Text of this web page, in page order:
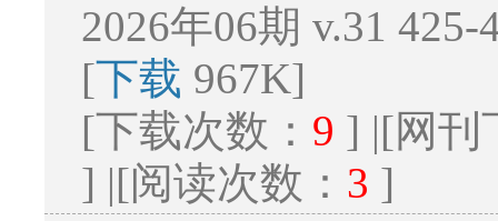
2026年06期 v.31
[下载 967K]
[下载次数： 9 ] |[网刊
] |[阅读次数： 3 ]